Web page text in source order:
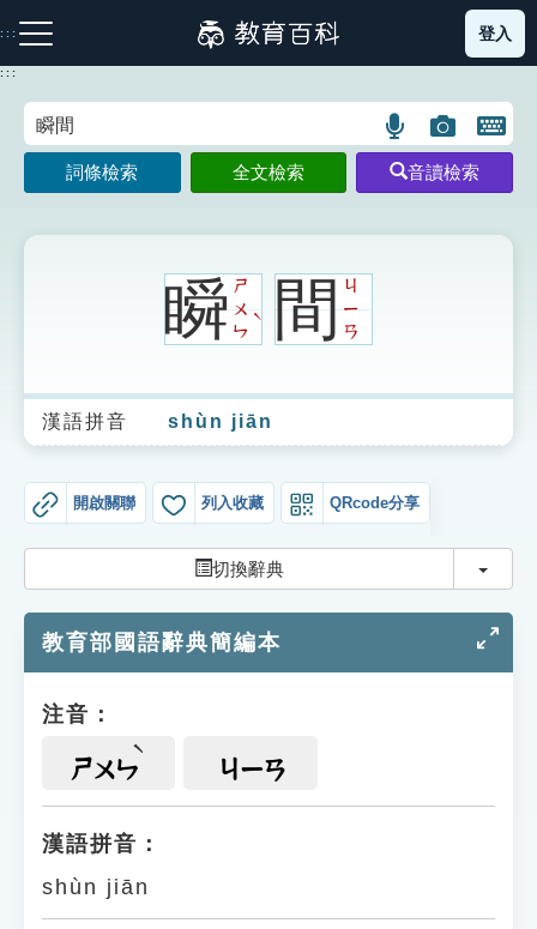
到
主
:::
注音索引圖示 筆畫索引圖示 部首索引表圖示
生字詞彙表
成語故事
索引選單
單字索引
遊戲專區
貓頭鷹博士
登入
:::
語
言
搜
圖
片
搜
開
鍵
圖
詞條檢索 全文檢索 音讀檢索
瞬ㄕ
ㄨ
ㄣ
ˋ 間ㄐ
ㄧ
ㄢ
漢語拼音 shùn jiān
開啟關聯 列入收藏 QRcode分享
切換辭典 切換
教育部國語辭典簡編本
注音：
ㄕㄨㄣ ㄐㄧㄢ
漢語拼音：
shùn jiān